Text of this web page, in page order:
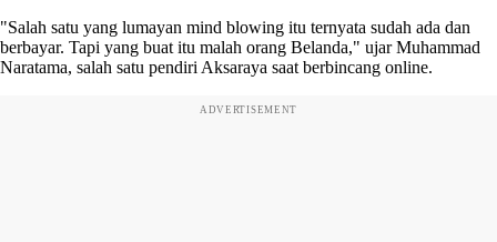
"Salah satu yang lumayan mind blowing itu ternyata sudah ada dan
berbayar. Tapi yang buat itu malah orang Belanda," ujar Muhammad
Naratama, salah satu pendiri Aksaraya saat berbincang online.
ADVERTISEMENT